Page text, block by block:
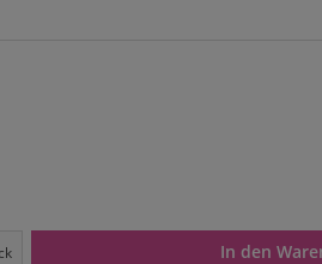
Wert ein oder benutze die
In den